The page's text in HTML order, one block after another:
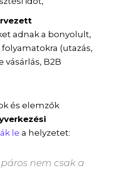
adnak a bonyolult,
(utazás,
vásárlás, B2B
és elemzők
le a helyzetet:
nem csak a